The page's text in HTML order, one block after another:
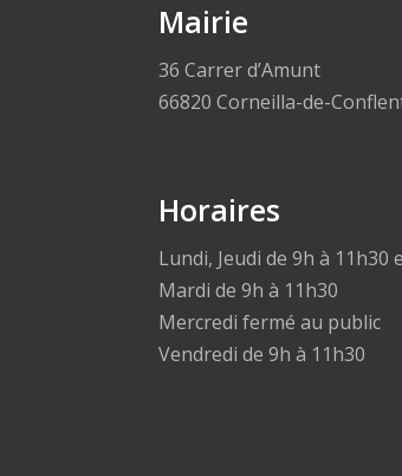
Mairie
36 Carrer d’Amunt
66820 Corneilla-de-
Horaires
Lundi, Jeudi de 9h à 11h30
Mardi de 9h à 11h30
Mercredi fermé au public
Vendredi de 9h à 11h30